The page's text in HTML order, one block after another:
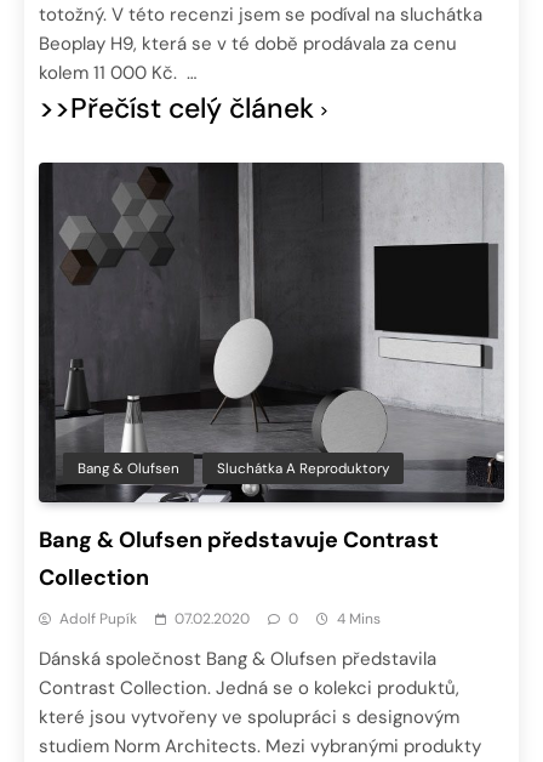
totožný. V této recenzi jsem se podíval na sluchátka
Beoplay H9, která se v té době prodávala za cenu
kolem 11 000 Kč. …
>>Přečíst celý článek
Bang & Olufsen Sluchátka A Reproduktory
Bang & Olufsen představuje Contrast
Collection
Adolf Pupík 07.02.2020 0 4 Mins
Dánská společnost Bang & Olufsen představila
Contrast Collection. Jedná se o kolekci produktů,
které jsou vytvořeny ve spolupráci s designovým
studiem Norm Architects. Mezi vybranými produkty